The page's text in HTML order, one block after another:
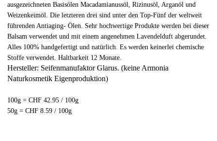
ausgezeichneten Basisölen Macadamianussöl, Rizinusöl, Arganöl und
Weizenkeimöl. Die letzteren drei sind unter den Top-Fünf der weltweit
führenden Antiaging- Ölen. Sehr hochwertige Produkte werden bei dieser
Balsam verwendet und mit einem angenehmen Lavendelduft abgerundet.
Alles 100% handgefertigt und natürlich. Es werden keinerlei chemische
Stoffe verwendet. Haltbarkeit 12 Monate.
Hersteller: Seifenmanufaktor Glarus. (keine Armonia
Naturkosmetik Eigenproduktion)
100g = CHF 42.95 / 100g
50g = CHF 8.59 / 100g